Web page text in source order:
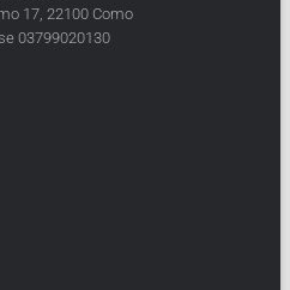
17, 22100 Como
03799020130